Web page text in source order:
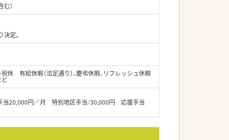
）
決定。
休 有給休暇（法定通り）、慶弔休暇、リフレッシュ休暇
ど
20,000円／月 特別地区手当：30,000円 応援手当